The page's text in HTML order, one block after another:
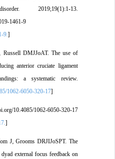
2019;19(1):1-13.
019-1461-9
9.
Russell DMJJoAT. The use of
anterior cruciate ligament
a systematic review.
1062-6050-320-17
1062-6050-320-17
17.
J, Grooms DRJIJoSPT. The
dyad external focus feedback on